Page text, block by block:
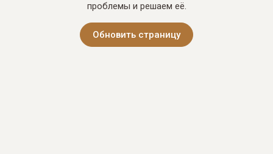
проблемы и решаем её.
Обновить страницу